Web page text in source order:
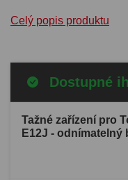
Celý popis produktu
Dostupné
Tažné zařízení pro
E12J -